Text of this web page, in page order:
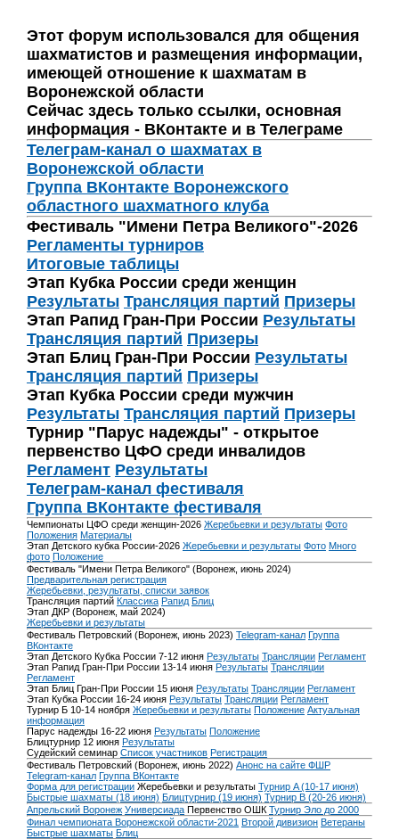
Этот форум использовался для общения
шахматистов и размещения информации,
имеющей отношение к шахматам в
Воронежской области
Сейчас здесь только ссылки, основная
информация - ВКонтакте и в Телеграме
Телеграм-канал о шахматах в
Воронежской области
Группа ВКонтакте Воронежского
областного шахматного клуба
Фестиваль "Имени Петра Великого"-2026
Регламенты турниров
Итоговые таблицы
Этап Кубка России среди женщин
Результаты Трансляция партий Призеры
Этап Рапид Гран-При России Результаты
Трансляция партий Призеры
Этап Блиц Гран-При России Результаты
Трансляция партий Призеры
Этап Кубка России среди мужчин
Результаты Трансляция партий Призеры
Турнир "Парус надежды" - открытое
первенство ЦФО среди инвалидов
Регламент Результаты
Телеграм-канал фестиваля
Группа ВКонтакте фестиваля
Чемпионаты ЦФО среди женщин-2026 Жеребьевки и результаты Фото
Положения Материалы
Этап Детского кубка России-2026 Жеребьевки и результаты Фото Много
фото Положение
Фестиваль "Имени Петра Великого" (Воронеж, июнь 2024)
Предварительная регистрация
Жеребьевки, результаты, списки заявок
Трансляция партий Классика Рапид Блиц
Этап ДКР (Воронеж, май 2024)
Жеребьевки и результаты
Фестиваль Петровский (Воронеж, июнь 2023) Telegram-канал Группа
ВКонтакте
Этап Детского Кубка России 7-12 июня Результаты Трансляции Регламент
Этап Рапид Гран-При России 13-14 июня Результаты Трансляции
Регламент
Этап Блиц Гран-При России 15 июня Результаты Трансляции Регламент
Этап Кубка России 16-24 июня Результаты Трансляции Регламент
Турнир Б 10-14 ноября Жеребьевки и результаты Положение Актуальная
информация
Парус надежды 16-22 июня Результаты Положение
Блицтурнир 12 июня Результаты
Судейский семинар Список участников Регистрация
Фестиваль Петровский (Воронеж, июнь 2022) Анонс на сайте ФШР
Telegram-канал Группа ВКонтакте
Форма для регистрации Жеребьевки и результаты Турнир A (10-17 июня)
Быстрые шахматы (18 июня) Блицтурнир (19 июня) Турнир B (20-26 июня)
Апрельский Воронеж Универсиада Первенство ОШК Турнир Эло до 2000
Финал чемпионата Воронежской области-2021 Второй дивизион Ветераны
Быстрые шахматы Блиц